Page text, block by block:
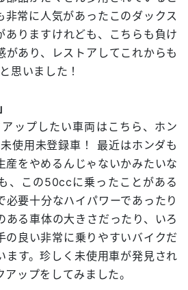
非常に人気があったこのダックス
りますけれども、こちらも負け
があり、レストアしてこれからも
思いました！
ップしたい車両はこちら、ホン
使用未登録車！ 最近はホンダも
産をやめるんじゃないかみたいな
、この50ccに乗ったことがある
必要十分なハイパワーであったり
ある車体の大きさだったり、いろ
の良い非常に乗りやすいバイクだ
ます。珍しく未使用車が発見され
ップをしてみました。